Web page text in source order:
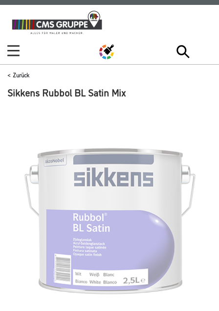
Zum
Inhalt
Zum
Navigationsmenü
Zurück
Sikkens Rubbol BL Satin Mix